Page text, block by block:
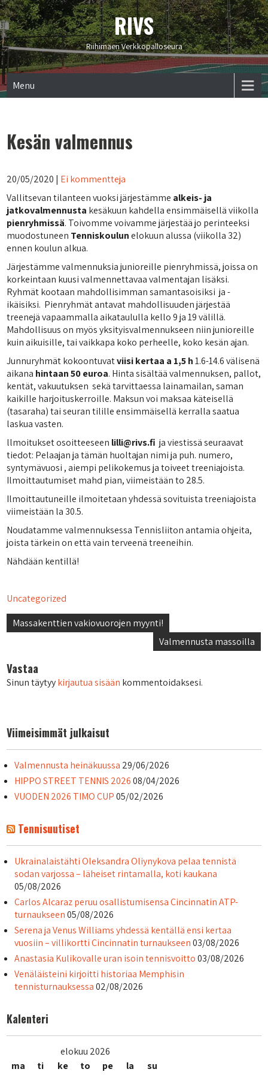
RIVS
Riihimäen Verkkopalloseura
Menu
Kesän valmennus
20/05/2020 | Ei kommentteja
Vallitsevan tilanteen vuoksi järjestämme alkeis- ja
jatkovalmennusta kesäkuun kahdella ensimmäisellä viikolla
pienryhmissä. Toivomme voivamme järjestää jo perinteeksi
muodostuneen Tenniskoulunelokuun alussa (viikolla 32)
ennen koulun alkua.
Järjestämme valmennuksia junioreille pienryhmissä, joissa on
korkeintaan kuusi valmennettavaa valmentajan lisäksi.
Ryhmät kootaan mahdollisimman samantasoisiksi ja -
ikäisiksi. Pienryhmät antavat mahdollisuuden järjestää
treenejä vapaammalla aikataululla kello 9 ja 19 välillä.
Mahdollisuus on myös yksityisvalmennukseen niin junioreille
kuin aikuisille, tai vaikkapa koko perheelle, koko kesän ajan.
Junnuryhmät kokoontuvatviisi kertaa a 1,5 h1.6-14.6 välisenä
aikana hintaan 50 euroa. Hinta sisältää valmennuksen, pallot,
kentät, vakuutuksen sekä tarvittaessa lainamailan, saman
kaikille harjoituskerroille. Maksun voi maksaa käteisellä
(tasaraha) tai seuran tilille ensimmäisellä kerralla saatua
laskua vasten.
llmoitukset osoitteeseen lilli@rivs.fi ja viestissä seuraavat
tiedot: Pelaajan ja tämän huoltajan nimi ja puh. numero,
syntymävuosi , aiempi pelikokemus ja toiveet treeniajoista.
Ilmoittautumiset mahd pian, viimeistään to 28.5.
Ilmoittautuneille ilmoitetaan yhdessä sovituista treeniajoista
viimeistään la 30.5.
Noudatamme valmennuksessa Tennisliiton antamia ohjeita,
joista tärkein on että vain terveenä treeneihin.
Nähdään kentillä!
Uncategorized
Artikkelien
Massakenttien vakiovuorojen myynti!
Valmennusta massoilla
Vastaa
Sinun täytyykirjautua sisään kommentoidaksesi.
Viimeisimmät julkaisut
Valmennusta heinäkuussa 29/06/2026
HIPPO STREET TENNIS 2026 08/04/2026
VUODEN 2026 TIMO CUP 05/02/2026
Tennisuutiset
Ukrainalaistähti Oleksandra Oliynykova pelaa tennistä
sodan varjossa – läheiset rintamalla, koti kaukana
05/08/2026
Carlos Alcaraz peruu osallistumisensa Cincinnatin ATP-
turnaukseen 05/08/2026
Serena ja Venus Williams yhdessä kentällä ensi kertaa
vuosiin – villikortti Cincinnatin turnaukseen 03/08/2026
Anastasia Kulikovalle uran isoin tennisvoitto 03/08/2026
Venäläisteini kirjoitti historiaa Memphisin
tennisturnauksessa 02/08/2026
Kalenteri
elokuu 2026
ma
ti ke to pe la su